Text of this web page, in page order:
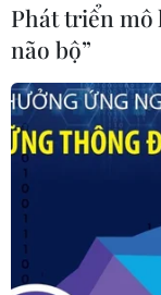
Phát triển mô
não bộ”